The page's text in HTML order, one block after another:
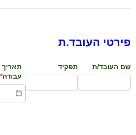
פירטי העובד.ת
שם העובד/​ת תפקיד
עבודה*
(required)